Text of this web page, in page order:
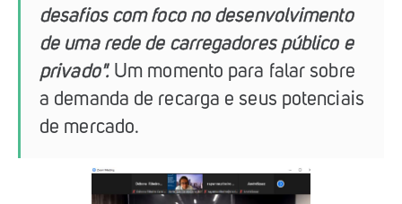
desafios com foco no desenvolvimento
de uma rede de carregadores público e
privado". Um momento para falar sobre
a demanda de recarga e seus potenciais
de mercado.